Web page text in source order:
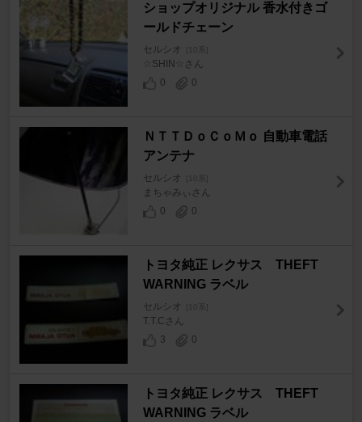
ショップオリジナル 香水付きゴ
ールドチェーン
セルシオ [10系]
☆SHIN☆さん
0
0
ＮＴＴＤｏＣｏＭｏ 自動車電話
アンテナ
セルシオ [10系]
まちゃみぃさん
0
0
トヨタ純正 レクサス THEFT
WARNING ラベル
セルシオ [10系]
T.T.Cさん
3
0
トヨタ純正 レクサス THEFT
WARNING ラベル